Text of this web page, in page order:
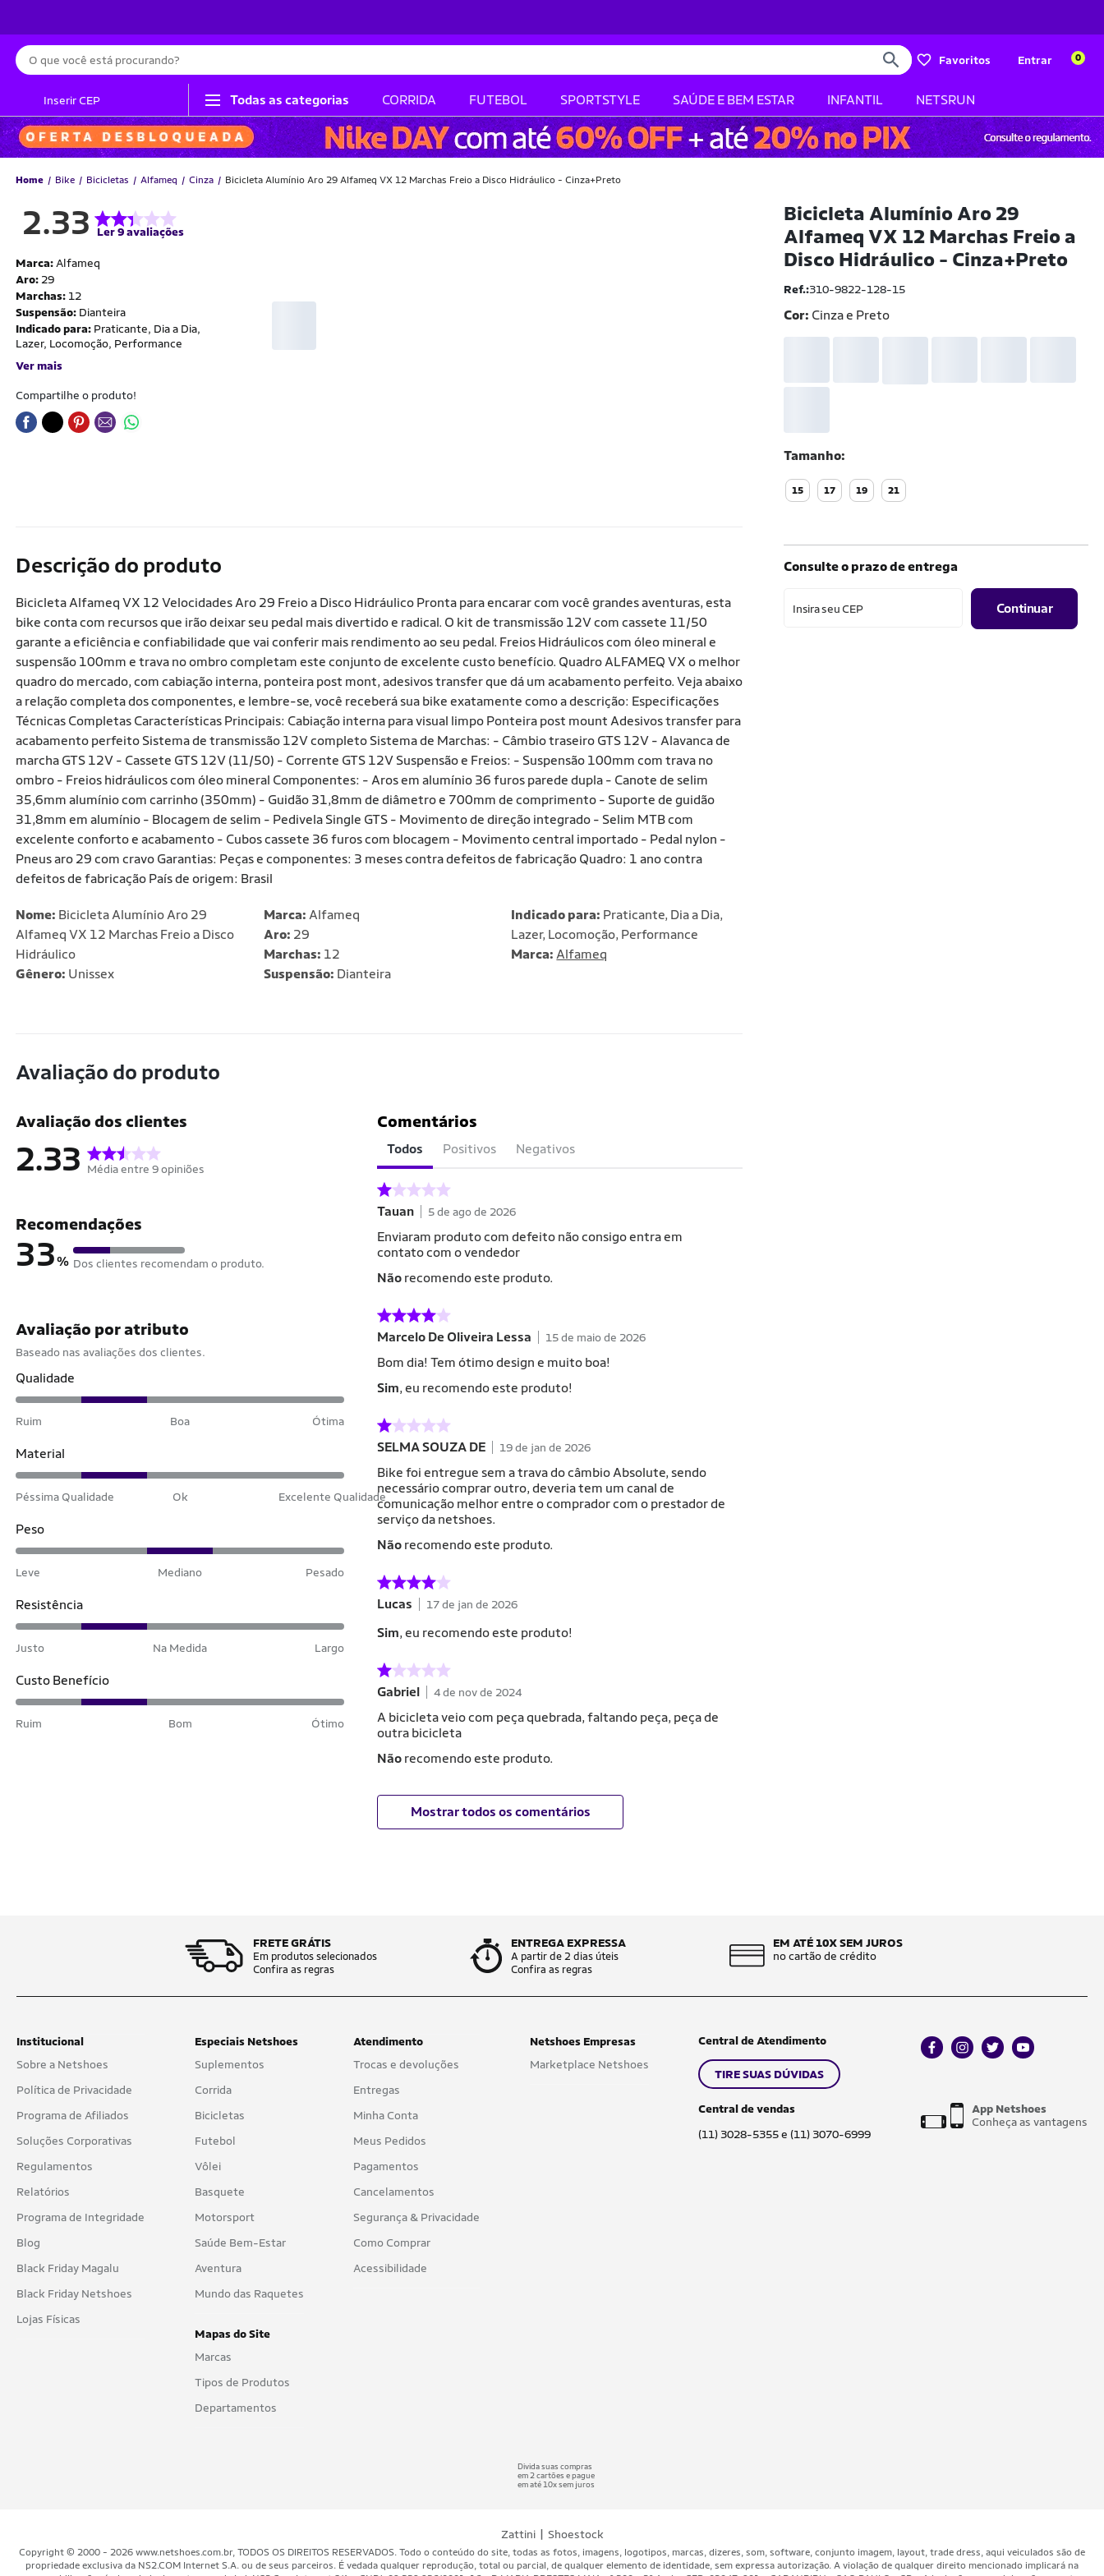
Busca
Favoritos Entrar 0
Inserir CEP Todas as categorias CORRIDA FUTEBOL SPORTSTYLE SAÚDE E BEM ESTAR INFANTIL NETSRUN
Home Bike Bicicletas Alfameq Cinza Bicicleta Alumínio Aro 29 Alfameq VX 12 Marchas Freio a Disco Hidráulico - Cinza+Preto
2.33 Ler 9 avaliações
Marca: Alfameq
Aro: 29
Marchas: 12
Suspensão: Dianteira
Indicado para: Praticante, Dia a Dia,
Lazer, Locomoção, Performance
Ver mais
Compartilhe o produto!
Bicicleta Alumínio Aro 29
Alfameq VX 12 Marchas Freio a
Disco Hidráulico - Cinza+Preto
Ref.:310-9822-128-15
Cor: Cinza e Preto
Tamanho
15 17 19 21
Consulte o prazo de entrega
Insira seu CEP Continuar
Descrição do produto
Bicicleta Alfameq VX 12 Velocidades Aro 29 Freio a Disco Hidráulico Pronta para encarar com você grandes aventuras, esta
bike conta com recursos que irão deixar seu pedal mais divertido e radical. O kit de transmissão 12V com cassete 11/50
garante a eficiência e confiabilidade que vai conferir mais rendimento ao seu pedal. Freios Hidráulicos com óleo mineral e
suspensão 100mm e trava no ombro completam este conjunto de excelente custo benefício. Quadro ALFAMEQ VX o melhor
quadro do mercado, com cabiação interna, ponteira post mont, adesivos transfer que dá um acabamento perfeito. Veja abaixo
a relação completa dos componentes, e lembre-se, você receberá sua bike exatamente como a descrição: Especificações
Técnicas Completas Características Principais: Cabiação interna para visual limpo Ponteira post mount Adesivos transfer para
acabamento perfeito Sistema de transmissão 12V completo Sistema de Marchas: - Câmbio traseiro GTS 12V - Alavanca de
marcha GTS 12V - Cassete GTS 12V (11/50) - Corrente GTS 12V Suspensão e Freios: - Suspensão 100mm com trava no
ombro - Freios hidráulicos com óleo mineral Componentes: - Aros em alumínio 36 furos parede dupla - Canote de selim
35,6mm alumínio com carrinho (350mm) - Guidão 31,8mm de diâmetro e 700mm de comprimento - Suporte de guidão
31,8mm em alumínio - Blocagem de selim - Pedivela Single GTS - Movimento de direção integrado - Selim MTB com
excelente conforto e acabamento - Cubos cassete 36 furos com blocagem - Movimento central importado - Pedal nylon -
Pneus aro 29 com cravo Garantias: Peças e componentes: 3 meses contra defeitos de fabricação Quadro: 1 ano contra
defeitos de fabricação País de origem: Brasil
Nome: Bicicleta Alumínio Aro 29
Alfameq VX 12 Marchas Freio a Disco
Hidráulico
Gênero: Unissex
Marca: Alfameq
Aro: 29
Marchas: 12
Suspensão: Dianteira
Indicado para: Praticante, Dia a Dia,
Lazer, Locomoção, Performance
Marca:Alfameq
Avaliação do produto
Avaliação dos clientes
2.33 Média entre 9 opiniões
Recomendações
33% Dos clientes recomendam o produto.
Avaliação por atributo
Baseado nas avaliações dos clientes.
Qualidade
Ruim Boa Ótima
Material
Péssima Qualidade Ok Excelente Qualidade
Peso
Leve Mediano Pesado
Resistência
Justo Na Medida Largo
Custo Benefício
Ruim Bom Ótimo
Comentários
Todos Positivos Negativos
Tauan 5 de ago de 2026
Enviaram produto com defeito não consigo entra em
contato com o vendedor
Não recomendo este produto.
Marcelo De Oliveira Lessa 15 de maio de 2026
Bom dia! Tem ótimo design e muito boa!
Sim, eu recomendo este produto!
SELMA SOUZA DE 19 de jan de 2026
Bike foi entregue sem a trava do câmbio Absolute, sendo
necessário comprar outro, deveria tem um canal de
comunicação melhor entre o comprador com o prestador de
serviço da netshoes.
Não recomendo este produto.
Lucas 17 de jan de 2026
Sim, eu recomendo este produto!
Gabriel 4 de nov de 2024
A bicicleta veio com peça quebrada, faltando peça, peça de
outra bicicleta
Não recomendo este produto.
Mostrar todos os comentários
FRETE GRÁTIS
Em produtos selecionados
Confira as regras
ENTREGA EXPRESSA
A partir de 2 dias úteis
Confira as regras
EM ATÉ 10X SEM JUROS
no cartão de crédito
Institucional
Sobre a Netshoes
Política de Privacidade
Programa de Afiliados
Soluções Corporativas
Regulamentos
Relatórios
Programa de Integridade
Blog
Black Friday Magalu
Black Friday Netshoes
Lojas Físicas
Especiais Netshoes
Suplementos
Corrida
Bicicletas
Futebol
Vôlei
Basquete
Motorsport
Saúde Bem-Estar
Aventura
Mundo das Raquetes
Mapas do Site
Marcas
Tipos de Produtos
Departamentos
Atendimento
Trocas e devoluções
Entregas
Minha Conta
Meus Pedidos
Pagamentos
Cancelamentos
Segurança & Privacidade
Como Comprar
Acessibilidade
Netshoes Empresas
Marketplace Netshoes
Central de Atendimento
TIRE SUAS DÚVIDAS
Central de vendas
(11) 3028-5355 e (11) 3070-6999
facebookinstagram
twitteryoutube
App Netshoes
Conheça as vantagens
Divida suas compras
em 2 cartões e pague
em até 10x sem juros
Zattini | Shoestock
Copyright © 2000 - 2026 www.netshoes.com.br, TODOS OS DIREITOS RESERVADOS. Todo o conteúdo do site, todas as fotos, imagens, logotipos, marcas, dizeres, som, software, conjunto imagem, layout, trade dress, aqui veiculados são de
propriedade exclusiva da NS2.COM Internet S.A. ou de seus parceiros. É vedada qualquer reprodução, total ou parcial, de qualquer elemento de identidade, sem expressa autorização. A violação de qualquer direito mencionado implicará na